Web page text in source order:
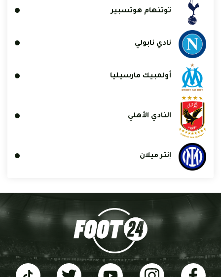
توتنهام هوتسبير
نادي نابولي
أولمبيك مارسيليا
النادي الأهلي
إنتر ميلان